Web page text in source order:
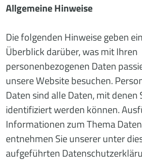
Allgemeine Hinweise
Die folgenden Hinweise geben
Überblick darüber, was mit Ihren
personenbezogenen Daten
unsere Website besuchen.
Daten sind alle Daten, mit denen
identifiziert werden können.
Informationen zum Thema
entnehmen Sie unserer unter
aufgeführten